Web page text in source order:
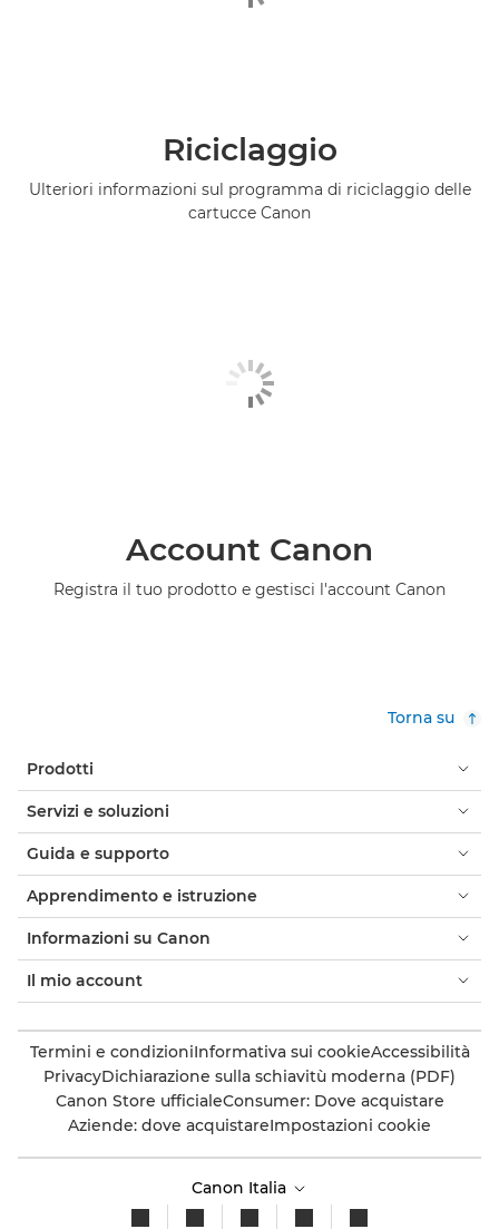
Riciclaggio
Ulteriori informazioni sul programma di riciclaggio delle
cartucce Canon
Account Canon
Registra il tuo prodotto e gestisci l'account Canon
Torna su
Prodotti
Servizi e soluzioni
Guida e supporto
Apprendimento e istruzione
Informazioni su Canon
Il mio account
Termini e condizioniInformativa sui cookieAccessibilità
PrivacyDichiarazione sulla schiavitù moderna (PDF)
Canon Store ufficialeConsumer: Dove acquistare
Aziende: dove acquistareImpostazioni cookie
Canon Italia